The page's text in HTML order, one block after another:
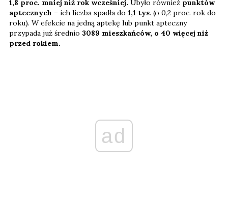
1,8 proc. mniej niż rok wcześniej. Ubyło również punktów
aptecznych – ich liczba spadła do 1,1 tys. (o 0,2 proc. rok do
roku). W efekcie na jedną aptekę lub punkt apteczny
przypada już średnio 3089 mieszkańców, o 40 więcej niż
przed rokiem.
ad